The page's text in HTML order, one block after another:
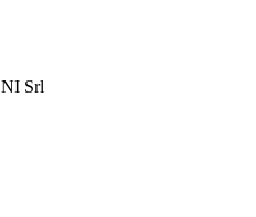
Srl